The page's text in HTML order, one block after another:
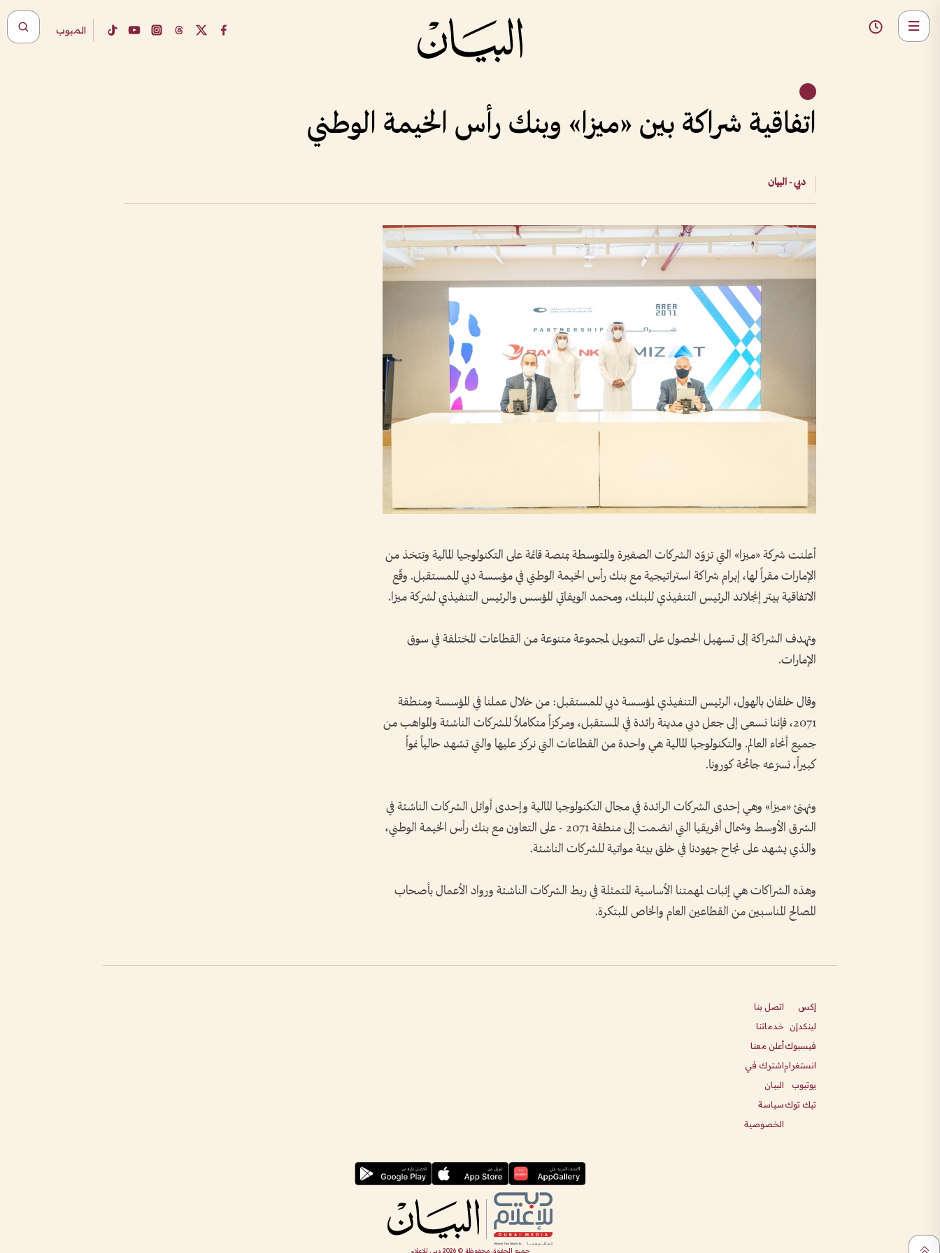
المبوب
اتفاقية شراكة بين «ميزا» وبنك رأس الخيمة الوطني
دبي - البيان
أعلنت شركة «ميزا» التي تزوّد الشركات الصغيرة والمتوسطة بمنصة قائمة على التكنولوجيا المالية وتتخذ من
الإمارات مقراً لها، إبرام شراكة استراتيجية مع بنك رأس الخيمة الوطني في مؤسسة دبي للمستقبل. وقّع
الاتفاقية بيتر إنجلاند الرئيس التنفيذي للبنك، ومحمد الويفاتي المؤسس والرئيس التنفيذي لشركة ميزا.
وتهدف الشراكة إلى تسهيل الحصول على التمويل لمجموعة متنوعة من القطاعات المختلفة في سوق
الإمارات.
وقال خلفان بالهول، الرئيس التنفيذي لمؤسسة دبي للمستقبل: من خلال عملنا في المؤسسة ومنطقة
2071، فإننا نسعى إلى جعل دبي مدينة رائدة في المستقبل، ومركزاً متكاملاً للشركات الناشئة والمواهب من
جميع أنحاء العالم. والتكنولوجيا المالية هي واحدة من القطاعات التي نركز عليها والتي تشهد حالياً نمواً
كبيراً، تسرّعه جائحة كورونا.
ونهنئ «ميزا» وهي إحدى الشركات الرائدة في مجال التكنولوجيا المالية وإحدى أوائل الشركات الناشئة في
الشرق الأوسط وشمال أفريقيا التي انضمت إلى منطقة 2071 - على التعاون مع بنك رأس الخيمة الوطني،
والذي يشهد على نجاح جهودنا في خلق بيئة مواتية للشركات الناشئة.
وهذه الشراكات هي إثبات لمهمتنا الأساسية المتمثلة في ربط الشركات الناشئة ورواد الأعمال بأصحاب
المصالح المناسبين من القطاعين العام والخاص المبتكرة.
إكس
لينكدإن
فيسبوك
انستغرام
يوتيوب
تيك توك
اتصل بنا
خدماتنا
أعلن معنا
اشترك في
البيان
سياسة
الخصوصية
جميع الحقوق محفوظة ©2026 دبي للإعلام